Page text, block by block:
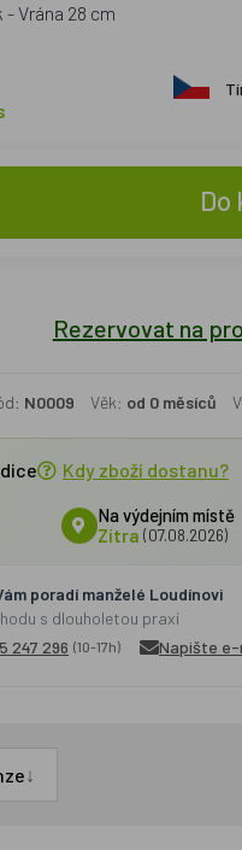
Vrána 28 cm
Do
Rezervovat na
N0009 Věk: od 0 měsíců
Kdy zboží dostanu?
Na výdejním místě
Zítra (07.08.2026)
poradí manželé Loudínovi
s dlouholetou praxí
247 296 (10-17h) Napište e-
↓